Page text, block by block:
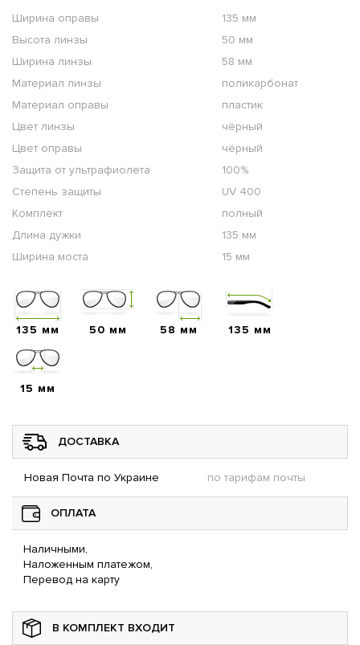
Ширина оправы
135 мм
Высота линзы
50 мм
Ширина линзы
58 мм
Материал линзы
поликарбонат
Материал оправы
пластик
Цвет линзы
чёрный
Цвет оправы
чёрный
Защита от ультрафиолета
100%
Степень защиты
UV 400
Комплект
полный
Длина дужки
135 мм
Ширина моста
15 мм
135 мм 50 мм 58 мм 135 мм
15 мм
ДОСТАВКА
Новая Почта по Украине по тарифам почты
ОПЛАТА
Наличными,
Наложенным платежом,
Перевод на карту
В КОМПЛЕКТ ВХОДИТ